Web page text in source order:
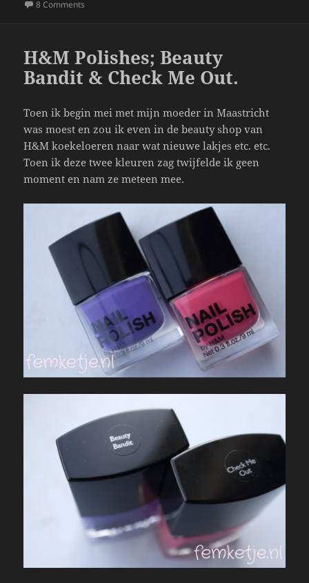
b
o
k
8 Comments
H&M Polishes; Beauty
Bandit & Check Me Out.
Toen ik begin mei met mijn moeder in Maastricht
was moest en zou ik even in de beauty shop van
H&M koekeloeren naar wat nieuwe lakjes etc. etc.
Toen ik deze twee kleuren zag twijfelde ik geen
moment en nam ze meteen mee.